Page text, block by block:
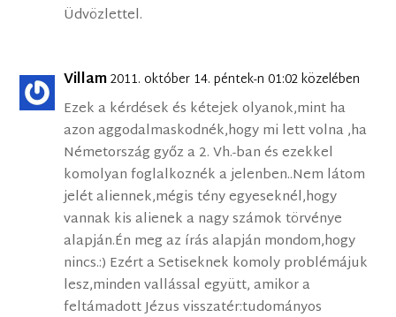
Üdvözlettel.
Villam2011. október 14. péntek-n 01:02 közelében
Ezek a kérdések és kétejek olyanok,mint ha
azon aggodalmaskodnék,hogy mi lett volna ,ha
Németország győz a 2. Vh.-ban és ezekkel
komolyan foglalkoznék a jelenben..Nem látom
jelét aliennek,mégis tény egyeseknél,hogy
vannak kis alienek a nagy számok törvénye
alapján.Én meg az írás alapján mondom,hogy
nincs.:) Ezért a Setiseknek komoly problémájuk
lesz,minden vallással együtt, amikor a
feltámadott Jézus visszatér:tudományos